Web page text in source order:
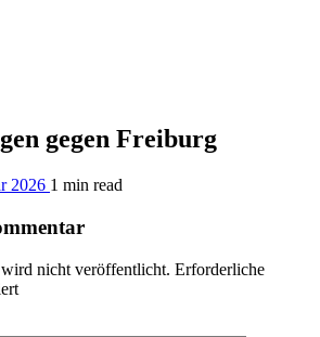
gegen Freiburg
2026 1 min read
nicht veröffentlicht. Erforderliche